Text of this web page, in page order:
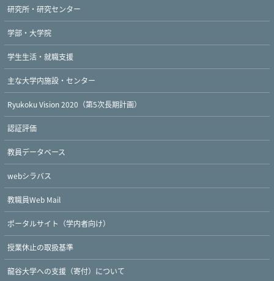
研究所・研究センター
学部・大学院
学生生活・就職支援
主な大学内施設・センター
Ryukoku Vision 2020（第5次長期計画）
認証評価
教員データベース
webシラバス
教職員Web Mail
ポータルサイト（学内者向け）
授業休止の取扱基準
龍谷大学への支援（寄付）について